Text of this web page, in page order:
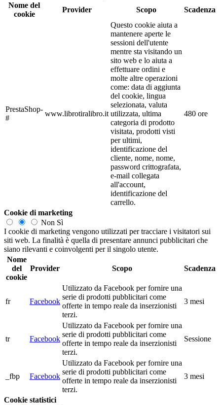
Nome del
cookie
Provider Scopo Scadenza
PrestaShop-
#
www.librotiralibro.it
Questo cookie aiuta a
mantenere aperte le
sessioni dell'utente
mentre sta visitando un
sito web e lo aiuta a
effettuare ordini e
molte altre operazioni
come: data di aggiunta
del cookie, lingua
selezionata, valuta
utilizzata, ultima
categoria di prodotto
visitata, prodotti visti
per ultimi,
identificazione del
cliente, nome, nome,
password crittografata,
e-mail collegata
all'account,
identificazione del
carrello.
480 ore
Cookie di marketing
Non Sì
I cookie di marketing vengono utilizzati per tracciare i visitatori sui
siti web. La finalità è quella di presentare annunci pubblicitari che
siano rilevanti e coinvolgenti per il singolo utente.
Nome
del
cookie
Provider Scopo Scadenza
fr Facebook
Utilizzato da Facebook per fornire una
serie di prodotti pubblicitari come
offerte in tempo reale da inserzionisti
terzi.
3 mesi
tr Facebook
Utilizzato da Facebook per fornire una
serie di prodotti pubblicitari come
offerte in tempo reale da inserzionisti
terzi.
Sessione
_fbp Facebook
Utilizzato da Facebook per fornire una
serie di prodotti pubblicitari come
offerte in tempo reale da inserzionisti
terzi.
3 mesi
Cookie statistici